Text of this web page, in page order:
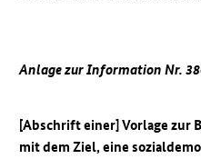
Anlage zur Information Nr.
[Abschrift einer] Vorlage zur
mit dem Ziel, eine